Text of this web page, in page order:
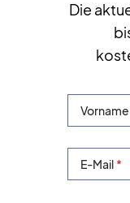
Die
Vorname
E-Mail